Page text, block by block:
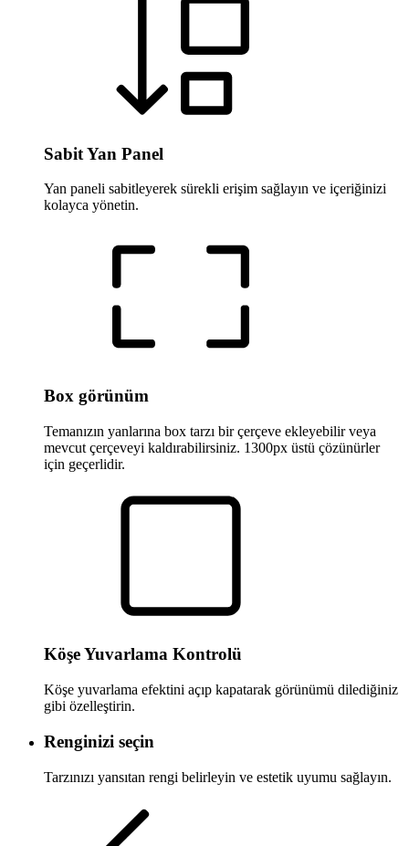
Sabit Yan Panel
Yan paneli sabitleyerek sürekli erişim sağlayın ve içeriğinizi
kolayca yönetin.
Box görünüm
Temanızın yanlarına box tarzı bir çerçeve ekleyebilir veya
mevcut çerçeveyi kaldırabilirsiniz. 1300px üstü çözünürler
için geçerlidir.
Köşe Yuvarlama Kontrolü
Köşe yuvarlama efektini açıp kapatarak görünümü dilediğiniz
gibi özelleştirin.
Renginizi seçin
Tarzınızı yansıtan rengi belirleyin ve estetik uyumu sağlayın.